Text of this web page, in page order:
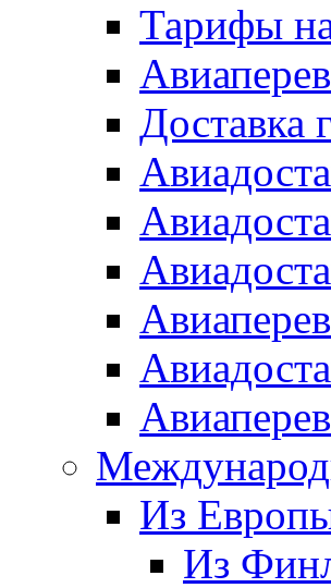
Тарифы
Доставка
Из
Из